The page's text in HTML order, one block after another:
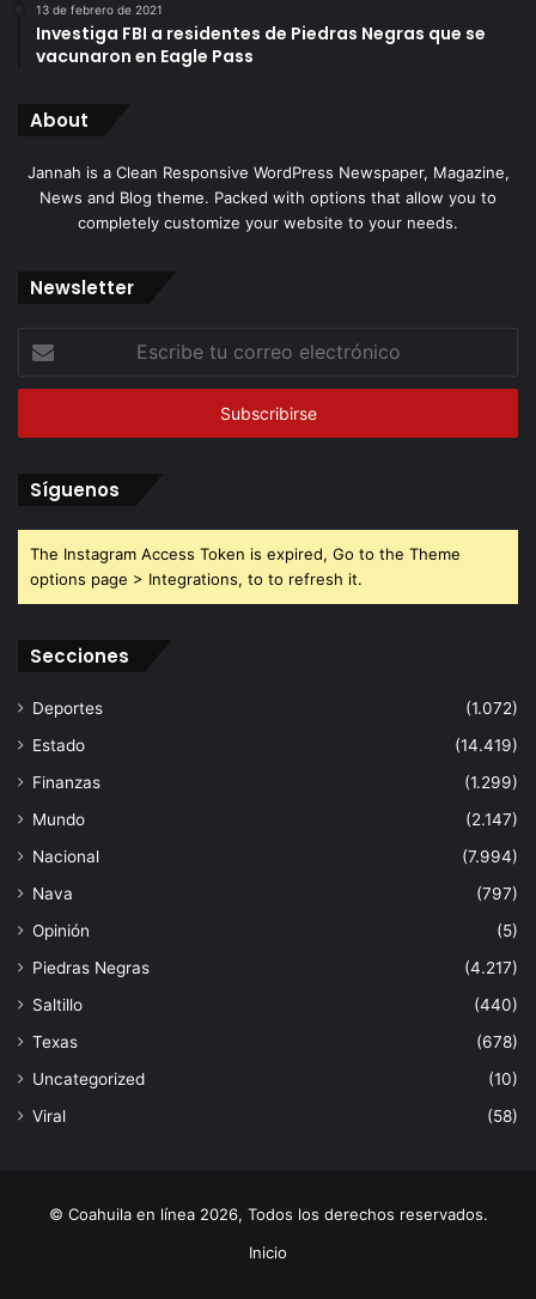
13 de febrero de 2021
Investiga FBI a residentes de Piedras Negras que se
vacunaron en Eagle Pass
About
Jannah is a Clean Responsive WordPress Newspaper, Magazine,
News and Blog theme. Packed with options that allow you to
completely customize your website to your needs.
Newsletter
correo
Síguenos
The Instagram Access Token is expired, Go to the Theme
options page > Integrations, to to refresh it.
Secciones
Deportes
(1.072)
Estado
(14.419)
Finanzas
(1.299)
Mundo
(2.147)
Nacional
(7.994)
Nava
(797)
Opinión
(5)
Piedras Negras
(4.217)
Saltillo
(440)
Texas
(678)
Uncategorized
(10)
Viral
(58)
© Coahuila en línea 2026, Todos los derechos reservados.
Inicio